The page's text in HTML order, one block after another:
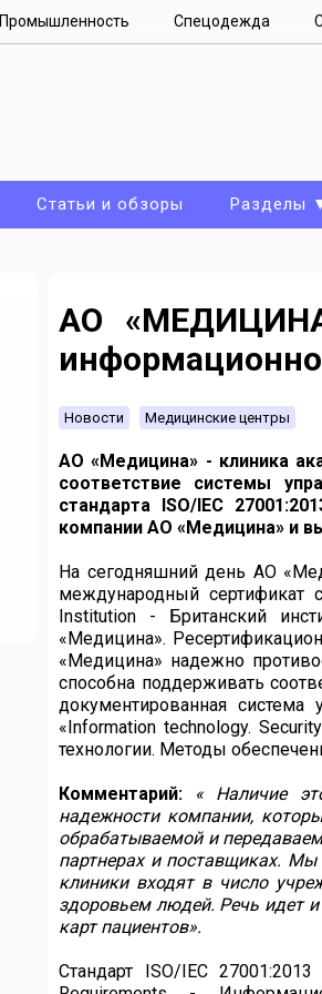
Промышленность Спецодежда
Статьи и обзоры Разделы
АО
Новости Медицинские центры
АО «Медицина» - клиника
соответствие системы
стандарта ISO/IEC
компании АО «Медицина» и
На сегодняшний день АО
международный сертификат
Institution - Британский
«Медицина».
«Медицина» надежно
способна поддерживать
документированная система
«Information technology.
технологии. Методы
Комментарий: « Наличие
надежности компании,
обрабатываемой и
партнерах и поставщиках.
клиники входят в число
здоровьем людей. Речь идет и
карт пациентов».
Стандарт ISO/IEC